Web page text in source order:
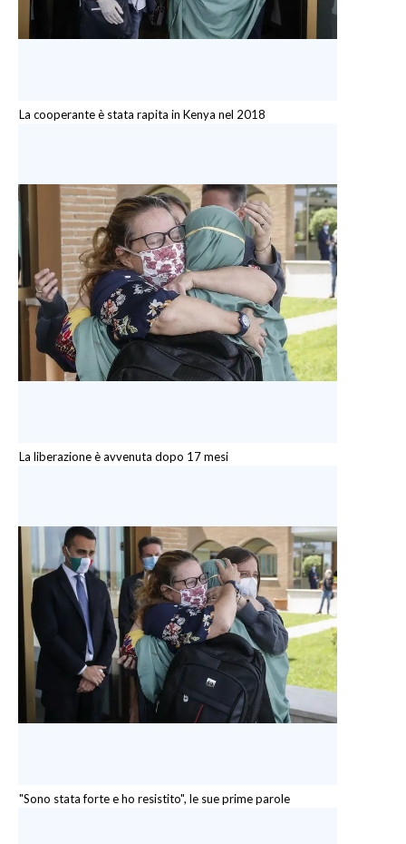
La cooperante è stata rapita in Kenya nel 2018
La liberazione è avvenuta dopo 17 mesi
"Sono stata forte e ho resistito", le sue prime parole